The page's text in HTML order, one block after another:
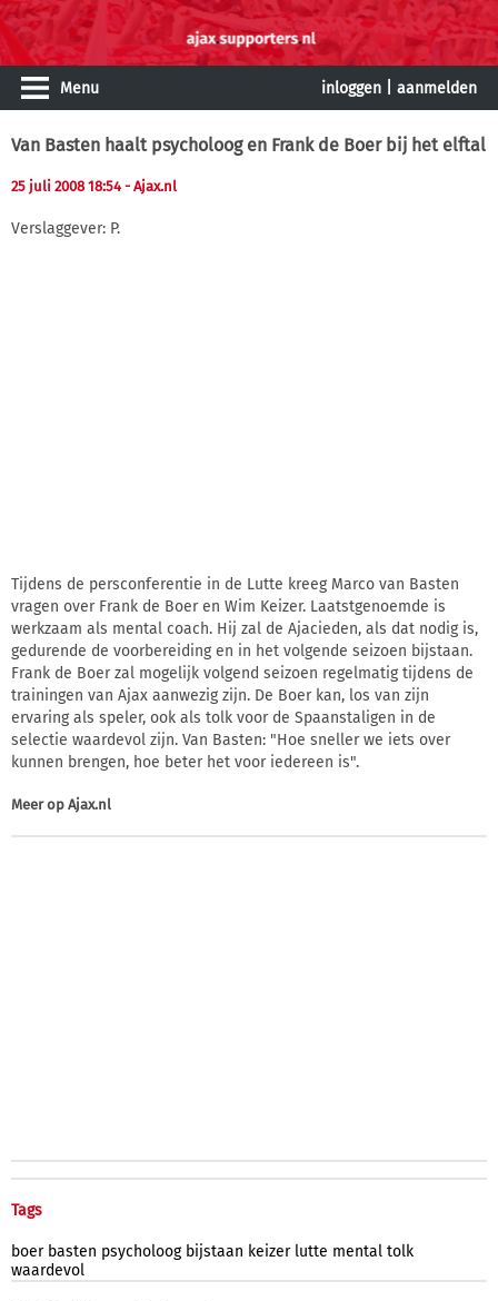
Menu inloggen aanmelden
Van Basten haalt psycholoog en Frank de Boer bij het elftal
25 juli 2008 18:54 - Ajax.nl
Verslaggever: P.
Tijdens de persconferentie in de Lutte kreeg Marco van Basten
vragen over Frank de Boer en Wim Keizer. Laatstgenoemde is
werkzaam als mental coach. Hij zal de Ajacieden, als dat nodig is,
gedurende de voorbereiding en in het volgende seizoen bijstaan.
Frank de Boer zal mogelijk volgend seizoen regelmatig tijdens de
trainingen van Ajax aanwezig zijn. De Boer kan, los van zijn
ervaring als speler, ook als tolk voor de Spaanstaligen in de
selectie waardevol zijn. Van Basten: "Hoe sneller we iets over
kunnen brengen, hoe beter het voor iedereen is".
Meer op Ajax.nl
Tags
boer basten psycholoog bijstaan keizer lutte mental tolk
waardevol